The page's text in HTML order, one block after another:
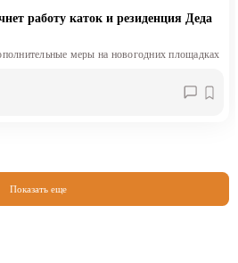
работу каток и резиденция Деда
меры на новогодних площадках
Показать еще